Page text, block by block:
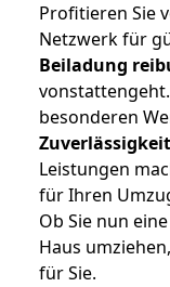
Profitieren Sie
Netzwerk für
Beiladung
besonderen
Leistungen
für Ihren
Ob Sie nun
Haus
für Sie.